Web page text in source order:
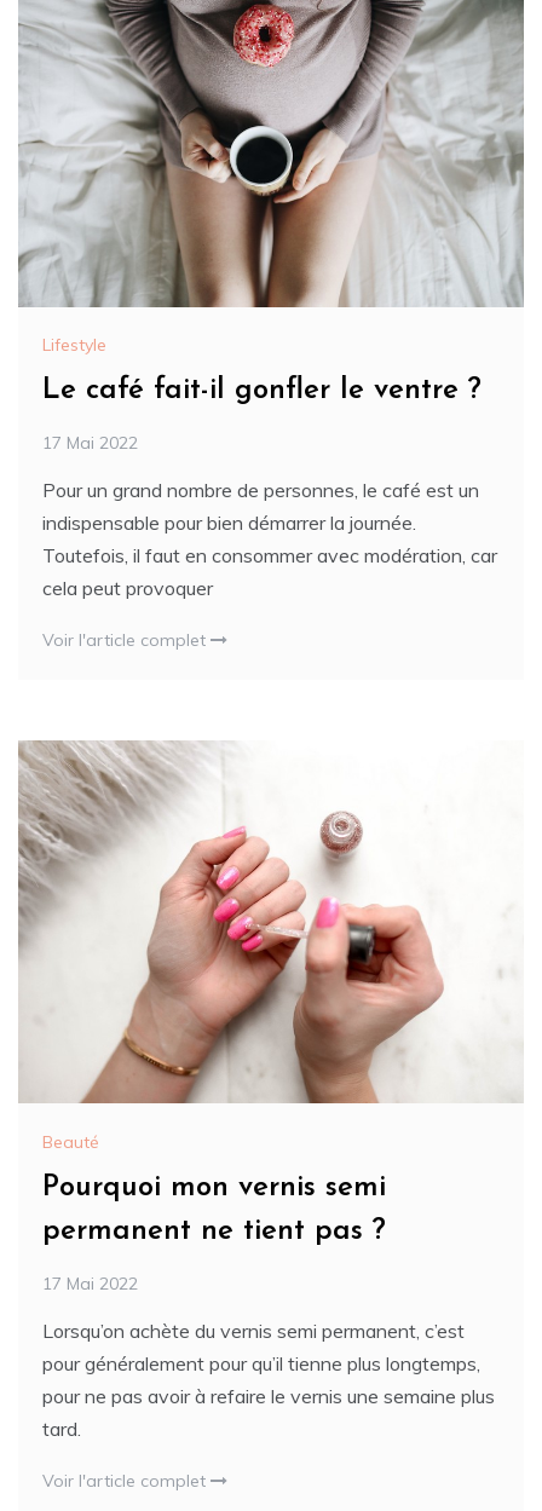
Lifestyle
Le café fait-il gonfler le ventre ?
17 Mai 2022
Pour un grand nombre de personnes, le café est un
indispensable pour bien démarrer la journée.
Toutefois, il faut en consommer avec modération, car
cela peut provoquer
Voir l'article complet
Beauté
Pourquoi mon vernis semi
permanent ne tient pas ?
17 Mai 2022
Lorsqu’on achète du vernis semi permanent, c’est
pour généralement pour qu’il tienne plus longtemps,
pour ne pas avoir à refaire le vernis une semaine plus
tard.
Voir l'article complet